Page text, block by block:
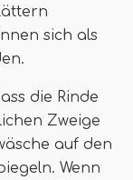
sich als
die Rinde
Zweige
auf den
Wenn